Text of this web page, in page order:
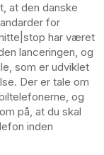
at den danske
for
har været
lanceringen, og
som er udviklet
Der er tale om
og
på, at du skal
inden